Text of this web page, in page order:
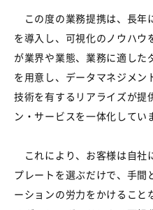
この度の業務提携は、長年
を導入し、可視化のノウハウ
が業界や業態、業務に適した
を用意し、データマネジメン
技術を有するリアライズが提
ン・サービスを一体化してい
これにより、お客様は自社
プレートを選ぶだけで、手間
ーションの労力をかけること